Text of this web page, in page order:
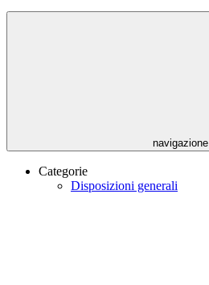
navigazione
Categorie
Disposizioni generali